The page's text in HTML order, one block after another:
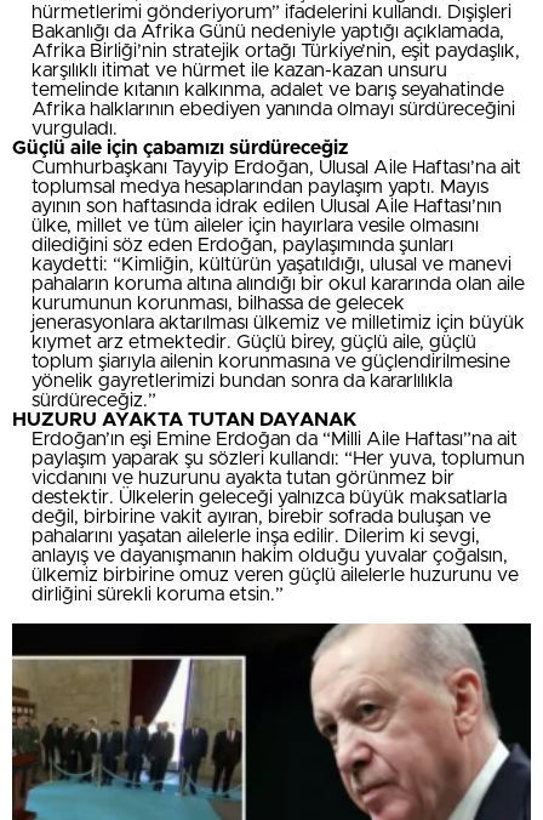
hürmetlerimi gönderiyorum” ifadelerini kullandı. Dışişleri
Bakanlığı da Afrika Günü nedeniyle yaptığı açıklamada,
Afrika Birliği’nin stratejik ortağı Türkiye’nin, eşit paydaşlık,
karşılıklı itimat ve hürmet ile kazan-kazan unsuru
temelinde kıtanın kalkınma, adalet ve barış seyahatinde
Afrika halklarının ebediyen yanında olmayı sürdüreceğini
vurguladı.
Güçlü aile için çabamızı sürdüreceğiz
Cumhurbaşkanı Tayyip Erdoğan, Ulusal Aile Haftası’na ait
toplumsal medya hesaplarından paylaşım yaptı. Mayıs
ayının son haftasında idrak edilen Ulusal Aile Haftası’nın
ülke, millet ve tüm aileler için hayırlara vesile olmasını
dilediğini söz eden Erdoğan, paylaşımında şunları
kaydetti: “Kimliğin, kültürün yaşatıldığı, ulusal ve manevi
pahaların koruma altına alındığı bir okul kararında olan aile
kurumunun korunması, bilhassa de gelecek
jenerasyonlara aktarılması ülkemiz ve milletimiz için büyük
kıymet arz etmektedir. Güçlü birey, güçlü aile, güçlü
toplum şiarıyla ailenin korunmasına ve güçlendirilmesine
yönelik gayretlerimizi bundan sonra da kararlılıkla
sürdüreceğiz.”
HUZURU AYAKTA TUTAN DAYANAK
Erdoğan’ın eşi Emine Erdoğan da “Milli Aile Haftası”na ait
paylaşım yaparak şu sözleri kullandı: “Her yuva, toplumun
vicdanını ve huzurunu ayakta tutan görünmez bir
destektir. Ülkelerin geleceği yalnızca büyük maksatlarla
değil, birbirine vakit ayıran, birebir sofrada buluşan ve
pahalarını yaşatan ailelerle inşa edilir. Dilerim ki sevgi,
anlayış ve dayanışmanın hakim olduğu yuvalar çoğalsın,
ülkemiz birbirine omuz veren güçlü ailelerle huzurunu ve
dirliğini sürekli koruma etsin.”